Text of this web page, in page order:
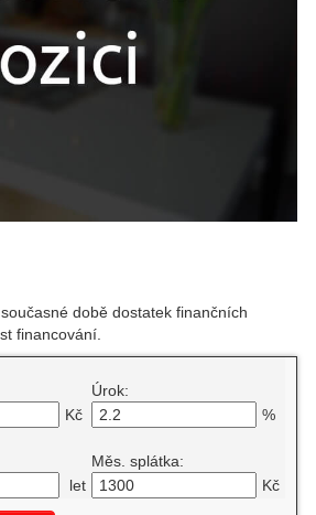
době dostatek finančních
financování.
Kč
Úrok:
%
let
Měs. splátka:
Kč